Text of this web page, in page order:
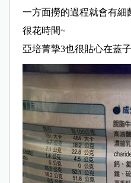
一方面撈的過程就會有細
很花時間~
亞培菁摯3也很貼心在蓋